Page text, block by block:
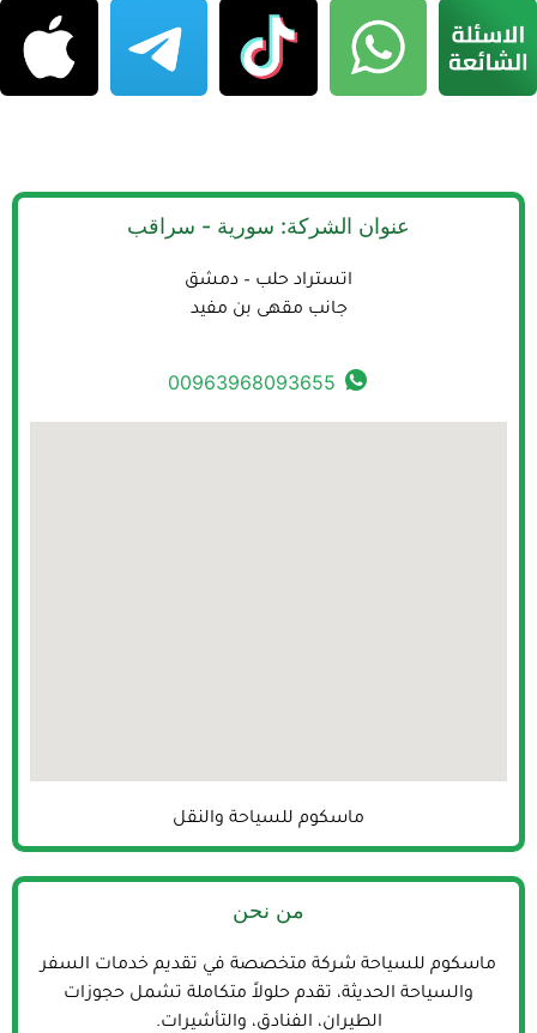
عنوان الشركة: سورية - سراقب
اتستراد حلب – دمشق
جانب مقهى بن مفيد
00963968093655
ماسكوم للسياحة والنقل
من نحن
ماسكوم للسياحة شركة متخصصة في تقديم خدمات السفر
والسياحة الحديثة، تقدم حلولاً متكاملة تشمل حجوزات
الطيران، الفنادق، والتأشيرات.